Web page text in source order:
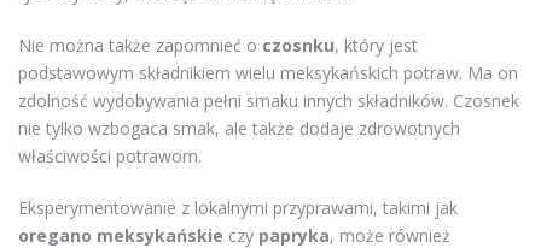
Nie można także zapomnieć o czosnku, który jest
podstawowym składnikiem wielu meksykańskich potraw. Ma on
zdolność wydobywania pełni smaku innych składników. Czosnek
nie tylko wzbogaca smak, ale także dodaje zdrowotnych
właściwości potrawom.
Eksperymentowanie z lokalnymi przyprawami, takimi jak
oregano meksykańskie czy papryka, może również